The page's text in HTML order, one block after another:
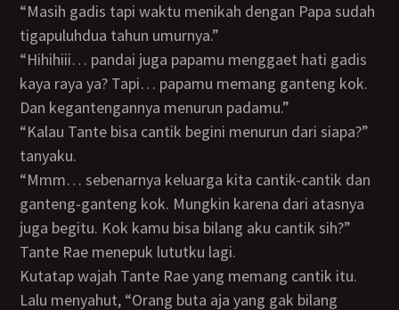
“Masih gadis tapi waktu menikah dengan Papa sudah
tigapuluhdua tahun umurnya.”
“Hihihiii… pandai juga papamu menggaet hati gadis
kaya raya ya? Tapi… papamu memang ganteng kok.
Dan kegantengannya menurun padamu.”
“Kalau Tante bisa cantik begini menurun dari siapa?”
tanyaku.
“Mmm… sebenarnya keluarga kita cantik-cantik dan
ganteng-ganteng kok. Mungkin karena dari atasnya
juga begitu. Kok kamu bisa bilang aku cantik sih?”
Tante Rae menepuk lututku lagi.
Kutatap wajah Tante Rae yang memang cantik itu.
Lalu menyahut, “Orang buta aja yang gak bilang